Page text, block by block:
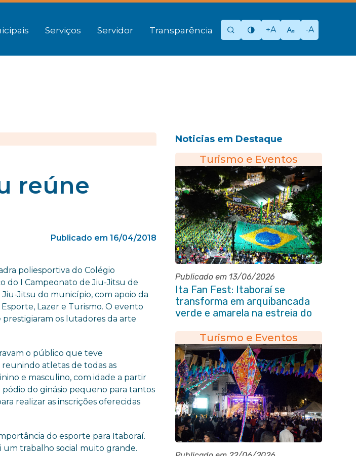
Serviços Servidor Transparência +A -A
reúne
Publicado em 16/04/2018
poliesportiva do Colégio
do I Campeonato de Jiu-Jitsu de
Jitsu do município, com apoio da
Lazer e Turismo. O evento
os lutadores da arte
o público que teve
atletas de todas as
e masculino, com idade a partir
pódio do ginásio pequeno para tantos
realizar as inscrições oferecidas
do esporte para Itaboraí.
um trabalho social muito grande.
Noticias em Destaque
Turismo e Eventos
Publicado em 13/06/2026
Ita Fan Fest: Itaboraí se
transforma em arquibancada
verde e amarela na estreia do
Turismo e Eventos